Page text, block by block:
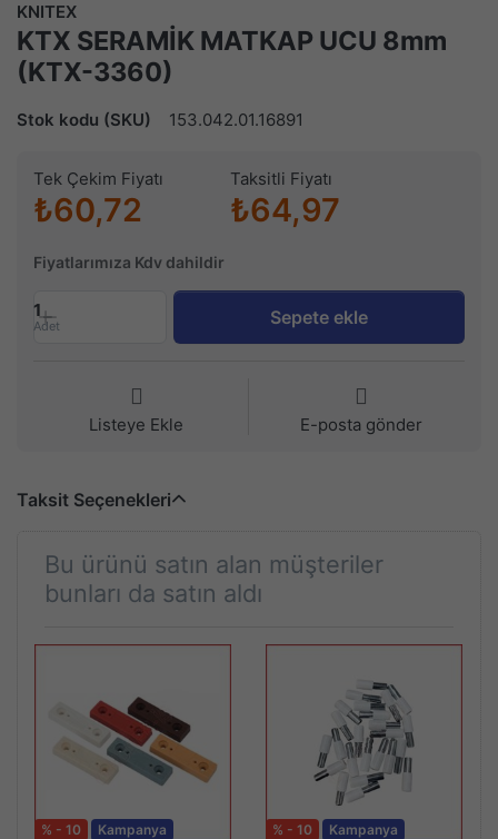
KNITEX
KTX SERAMİK MATKAP UCU 8mm
(KTX-3360)
Stok kodu (SKU) 153.042.01.16891
Tek Çekim Fiyatı
₺60,72
Taksitli Fiyatı
₺64,97
Fiyatlarımıza Kdv dahildir
1
Adet Sepete ekle
Listeye Ekle E-posta gönder
Taksit Seçenekleri
Bu ürünü satın alan müşteriler
bunları da satın aldı
% - 10 Kampanya % - 10 Kampanya